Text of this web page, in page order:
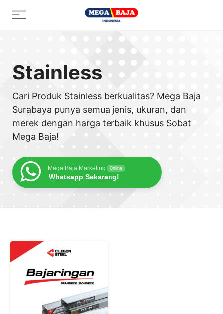
Menu
Stainless
Cari Produk Stainless berkualitas? Mega Baja
Surabaya punya semua jenis, ukuran, dan
merek dengan harga terbaik khusus Sobat
Mega Baja!
Mega Baja Marketing Online
Whatsapp Sekarang!